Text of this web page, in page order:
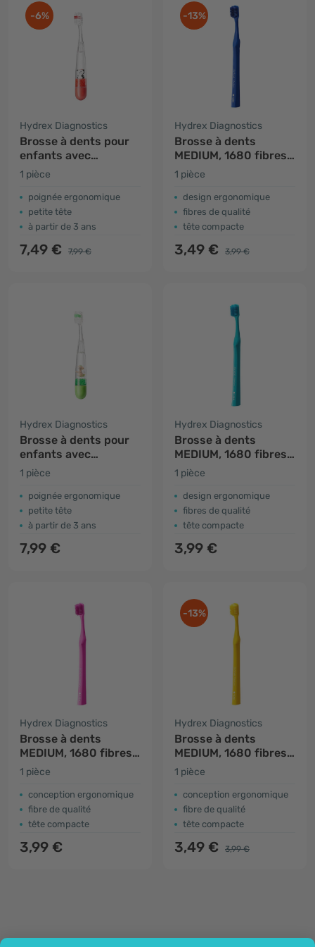
-6%
Hydrex Diagnostics
Brosse à dents pour
enfants avec
minuteur - rouge
1 pièce
poignée ergonomique
petite tête
à partir de 3 ans
7,49 € 7,99 €
-13%
Hydrex Diagnostics
Brosse à dents
MEDIUM, 1680 fibres -
bleu
1 pièce
design ergonomique
fibres de qualité
tête compacte
3,49 € 3,99 €
Hydrex Diagnostics
Brosse à dents pour
enfants avec
minuterie - verte
1 pièce
poignée ergonomique
petite tête
à partir de 3 ans
7,99 €
Hydrex Diagnostics
Brosse à dents
MEDIUM, 1680 fibres -
menthe
1 pièce
design ergonomique
fibres de qualité
tête compacte
3,99 €
Hydrex Diagnostics
Brosse à dents
MEDIUM, 1680 fibres -
rose
1 pièce
conception ergonomique
fibre de qualité
tête compacte
3,99 €
-13%
Hydrex Diagnostics
Brosse à dents
MEDIUM, 1680 fibres -
jaune
1 pièce
conception ergonomique
fibre de qualité
tête compacte
3,49 € 3,99 €